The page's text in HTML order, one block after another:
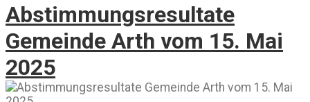
Abstimmungsresultate
Gemeinde Arth vom 15. Mai
2025